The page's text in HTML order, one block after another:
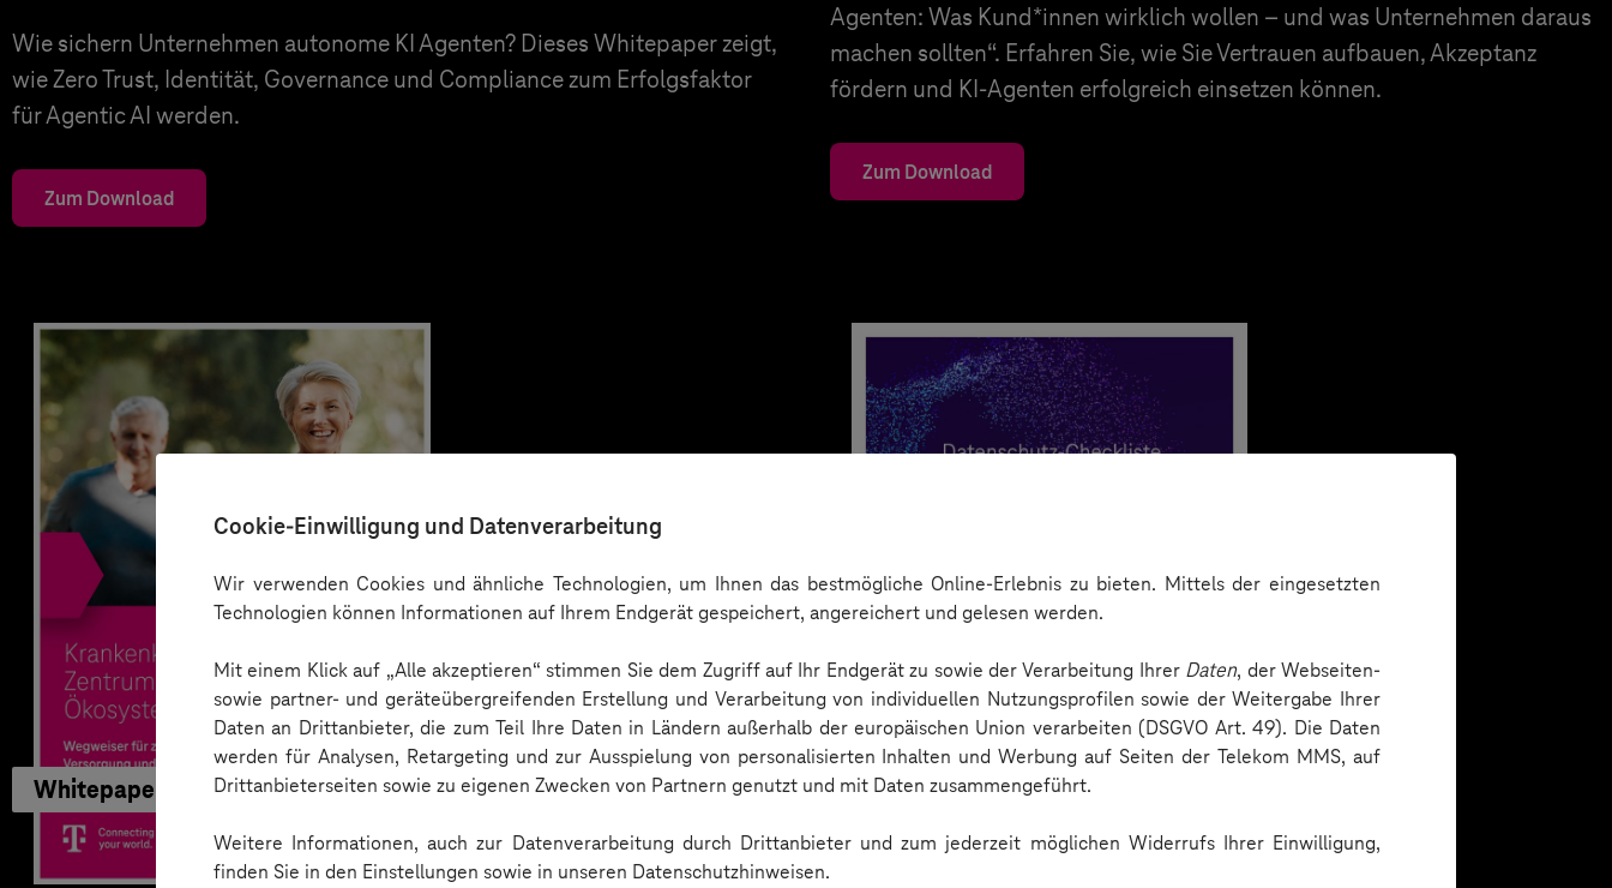
Cookie-Einwilligung und Datenverarbeitung
Wir verwenden Cookies und ähnliche Technologien, um Ihnen das bestmögliche Online-Erlebnis zu bieten. Mittels der eingesetzten
Technologien können Informationen auf Ihrem Endgerät gespeichert, angereichert und gelesen werden.
Mit einem Klick auf „Alle akzeptieren“ stimmen Sie dem Zugriff auf Ihr Endgerät zu sowie der Verarbeitung Ihrer Daten, der Webseiten-
sowie partner- und geräteübergreifenden Erstellung und Verarbeitung von individuellen Nutzungsprofilen sowie der Weitergabe Ihrer
Daten an Drittanbieter, die zum Teil Ihre Daten in Ländern außerhalb der europäischen Union verarbeiten (DSGVO Art. 49). Die Daten
werden für Analysen, Retargeting und zur Ausspielung von personalisierten Inhalten und Werbung auf Seiten der Telekom MMS, auf
Drittanbieterseiten sowie zu eigenen Zwecken von Partnern genutzt und mit Daten zusammengeführt.
Weitere Informationen, auch zur Datenverarbeitung durch Drittanbieter und zum jederzeit möglichen Widerrufs Ihrer Einwilligung,
finden Sie in den Einstellungen sowie in unseren Datenschutzhinweisen.
Wie sichern Unternehmen autonome KI Agenten? Dieses Whitepaper zeigt,
wie Zero Trust, Identität, Governance und Compliance zum Erfolgsfaktor
für Agentic AI werden.
Zum Download
Agenten: Was Kund*innen wirklich wollen – und was Unternehmen daraus
machen sollten“. Erfahren Sie, wie Sie Vertrauen aufbauen, Akzeptanz
fördern und KI-Agenten erfolgreich einsetzen können.
Zum Download
Whitepaper Checkliste